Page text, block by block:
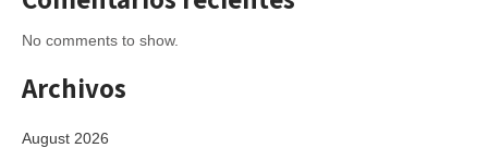
No comments to show.
Archivos
August 2026